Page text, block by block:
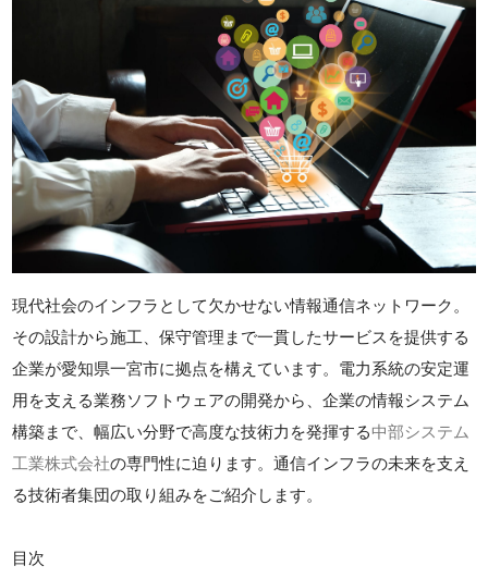
現代社会のインフラとして欠かせない情報通信ネットワーク。
その設計から施工、保守管理まで一貫したサービスを提供する
企業が愛知県一宮市に拠点を構えています。電力系統の安定運
用を支える業務ソフトウェアの開発から、企業の情報システム
構築まで、幅広い分野で高度な技術力を発揮する中部システム
工業株式会社の専門性に迫ります。通信インフラの未来を支え
る技術者集団の取り組みをご紹介します。
目次